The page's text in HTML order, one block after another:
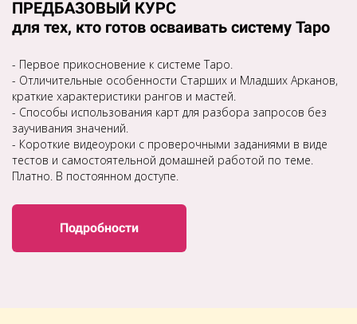
ПРЕДБАЗОВЫЙ КУРС
для тех, кто готов осваивать систему Таро
- Первое прикосновение к системе Таро.
- Отличительные особенности Старших и Младших Арканов,
краткие характеристики рангов и мастей.
- Способы использования карт для разбора запросов без
заучивания значений.
- Короткие видеоуроки с проверочными заданиями в виде
тестов и самостоятельной домашней работой по теме.
Платно. В постоянном доступе.
Подробности